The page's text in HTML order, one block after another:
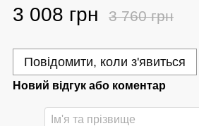
3 008 грн 3 760 грн
Повідомити, коли з'явиться
Новий відгук або коментар